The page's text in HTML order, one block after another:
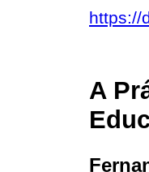
https://
A